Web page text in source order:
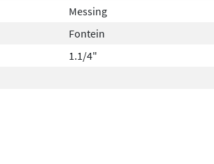
Messing
Fontein
1.1/4"